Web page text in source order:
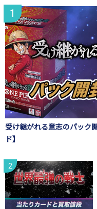
受け継がれる意志のパック
ド】